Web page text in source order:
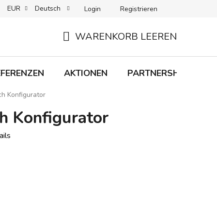
+ LIEFERUNG RÜCKGABEN B2C-BEDINGUNGEN
EUR Deutsch Login Registrieren
WARENKORB LEEREN
AKTIONEN PARTNERSHIP
Konfigurator
Konfigurator